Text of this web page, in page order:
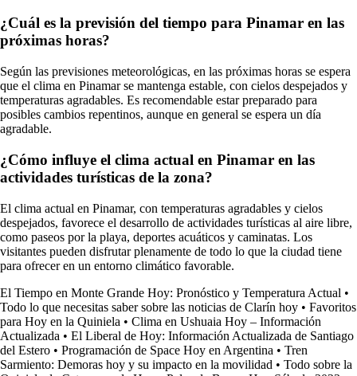
¿Cuál es la previsión del tiempo para Pinamar en las
próximas horas?
Según las previsiones meteorológicas, en las próximas horas se espera
que el clima en Pinamar se mantenga estable, con cielos despejados y
temperaturas agradables. Es recomendable estar preparado para
posibles cambios repentinos, aunque en general se espera un día
agradable.
¿Cómo influye el clima actual en Pinamar en las
actividades turísticas de la zona?
El clima actual en Pinamar, con temperaturas agradables y cielos
despejados, favorece el desarrollo de actividades turísticas al aire libre,
como paseos por la playa, deportes acuáticos y caminatas. Los
visitantes pueden disfrutar plenamente de todo lo que la ciudad tiene
para ofrecer en un entorno climático favorable.
El Tiempo en Monte Grande Hoy: Pronóstico y Temperatura Actual •
Todo lo que necesitas saber sobre las noticias de Clarín hoy • Favoritos
para Hoy en la Quiniela • Clima en Ushuaia Hoy – Información
Actualizada • El Liberal de Hoy: Información Actualizada de Santiago
del Estero • Programación de Space Hoy en Argentina • Tren
Sarmiento: Demoras hoy y su impacto en la movilidad • Todo sobre la